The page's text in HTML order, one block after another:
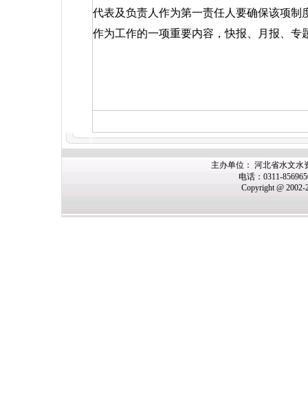
代表及负责人作为第一责任人要确保该项
作为工作的一项重要内容，快报、月报、
主办单位： 河北省水文水
电话：0311-
Copyright @ 2002-